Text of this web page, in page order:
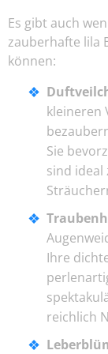
Es gibt auch
zauberhafte lila
können:
kleineren
Sie
sind
Ihre
reichlich